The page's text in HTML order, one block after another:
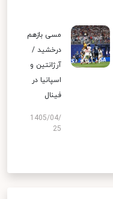
مسی بازهم
درخشید /
آرژانتین و
اسپانیا در
فینال
1405/04/
25